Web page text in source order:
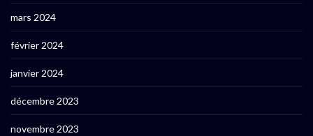
mars 2024
février 2024
janvier 2024
décembre 2023
novembre 2023